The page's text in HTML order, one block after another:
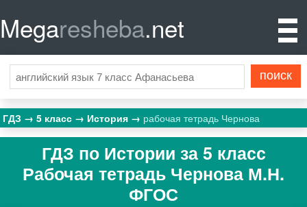
Megaresheba.net
ГДЗ 5 класс История рабочая тетрадь Чернова
ГДЗ по Истории за 5 класс
Рабочая тетрадь Чернова М.Н.
ФГОС